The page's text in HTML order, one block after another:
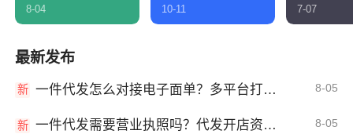
8-04 10-11 7-07
最新发布
新 一件代发怎么对接电子面单？多平台打单发货教程 8-05
新 一件代发需要营业执照吗？代发开店资质详解 8-05